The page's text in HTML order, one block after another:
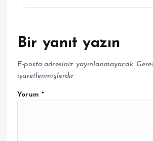
Bir yanıt yazın
E-posta adresiniz yayınlanmayacak.
işaretlenmişlerdir
Yorum *